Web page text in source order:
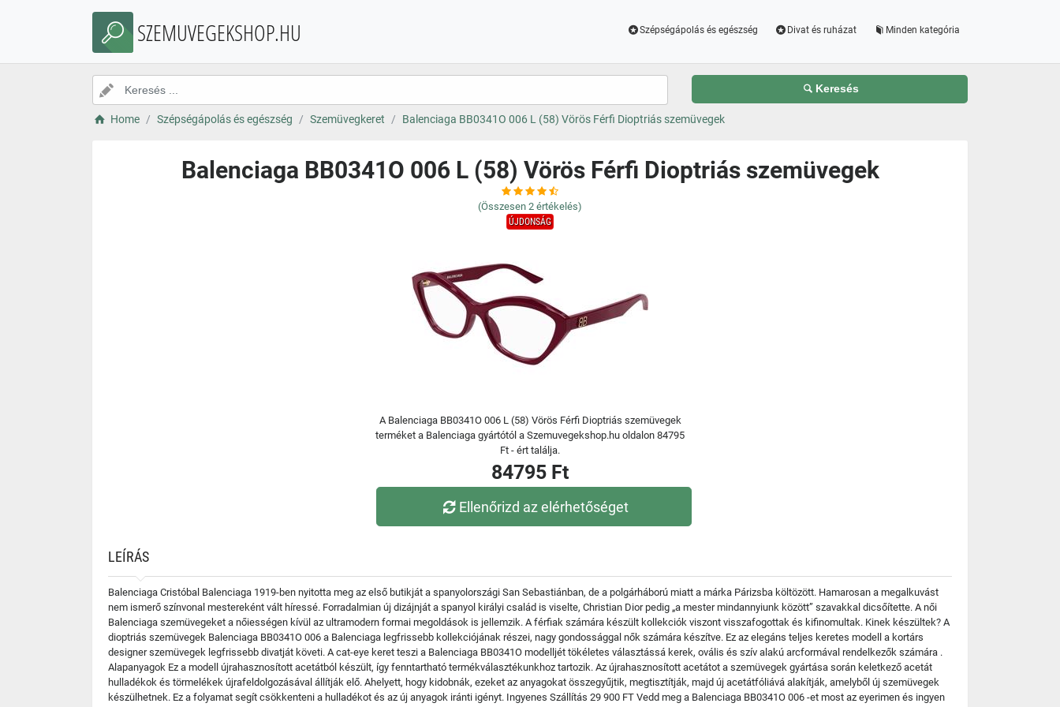
SZEMUVEGEKSHOP.HU Szépségápolás és egészség Divat és ruházat Minden kategória
Keresés
Home Szépségápolás és egészség Szemüvegkeret Balenciaga BB0341O 006 L (58) Vörös Férfi Dioptriás szemüvegek
Balenciaga BB0341O 006 L (58) Vörös Férfi Dioptriás szemüvegek
(Összesen 2 értékelés)
ÚJDONSÁG
A Balenciaga BB0341O 006 L (58) Vörös Férfi Dioptriás szemüvegek
terméket a Balenciaga gyártótól a Szemuvegekshop.hu oldalon 84795
Ft - ért találja.
84795 Ft
Ellenőrizd az elérhetőséget
LEÍRÁS
Balenciaga Cristóbal Balenciaga 1919-ben nyitotta meg az első butikját a spanyolországi San Sebastiánban, de a polgárháború miatt a márka Párizsba költözött. Hamarosan a megalkuvást
nem ismerő színvonal mestereként vált híressé. Forradalmian új dizájnját a spanyol királyi család is viselte, Christian Dior pedig „a mester mindannyiunk között” szavakkal dicsőítette. A női
Balenciaga szemüvegeket a nőiességen kívül az ultramodern formai megoldások is jellemzik. A férfiak számára készült kollekciók viszont visszafogottak és kifinomultak. Kinek készültek? A
dioptriás szemüvegek Balenciaga BB0341O 006 a Balenciaga legfrissebb kollekciójának részei, nagy gondossággal nők számára készítve. Ez az elegáns teljes keretes modell a kortárs
designer szemüvegek legfrissebb divatját követi. A cat-eye keret teszi a Balenciaga BB0341O modelljét tökéletes választássá kerek, ovális és szív alakú arcformával rendelkezők számára .
Alapanyagok Ez a modell újrahasznosított acetátból készült, így fenntartható termékválasztékunkhoz tartozik. Az újrahasznosított acetátot a szemüvegek gyártása során keletkező acetát
hulladékok és törmelékek újrafeldolgozásával állítják elő. Ahelyett, hogy kidobnák, ezeket az anyagokat összegyűjtik, megtisztítják, majd új acetátfóliává alakítják, amelyből új szemüvegek
készülhetnek. Ez a folyamat segít csökkenteni a hulladékot és az új anyagok iránti igényt. Ingyenes Szállítás 29 900 FT Vedd meg a Balenciaga BB0341O 006 -et most az eyerimen és ingyen